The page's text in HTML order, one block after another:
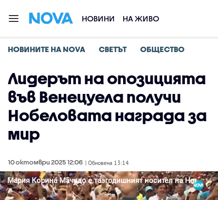
НОВИНИ НА ЖИВО
НОВИНИТЕ НА NOVA СВЕТЪТ ОБЩЕСТВО
Лидерът на опозицията
във Венецуела получи
Нобеловата награда за
мир
10 октомври 2025 12:06 | Обновена 13:14